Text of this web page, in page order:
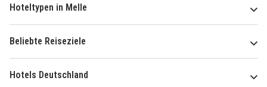
Hoteltypen in Melle
Beliebte Reiseziele
Hotels Deutschland